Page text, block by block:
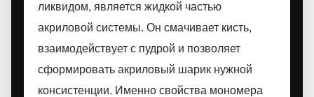
ликвидом, является жидкой частью
акриловой системы. Он смачивает кисть,
взаимодействует с пудрой и позволяет
сформировать акриловый шарик нужной
консистенции. Именно свойства мономера